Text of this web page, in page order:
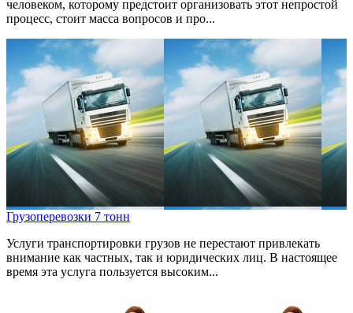
человеком, которому предстоит организовать этот непростой
процесс, стоит масса вопросов и про...
Грузоперевозки 7 тонн
Услуги транспортировки грузов не перестают привлекать
внимание как частных, так и юридических лиц. В настоящее
время эта услуга пользуется высоким...